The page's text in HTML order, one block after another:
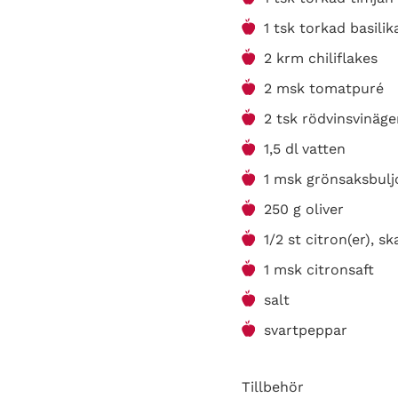
1 tsk torkad
2 krm chiliflakes
2 msk tomatpuré
2 tsk
1,5 dl vatten
1 msk
250 g oliver
1/2 st citron(er),
1 msk citronsaft
salt
svartpeppar
Tillbehör